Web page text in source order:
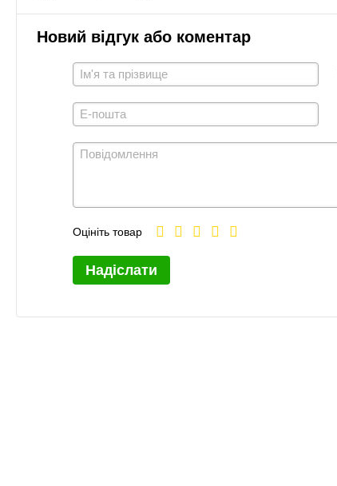
Новий відгук або коментар
Оцініть товар
Надіслати